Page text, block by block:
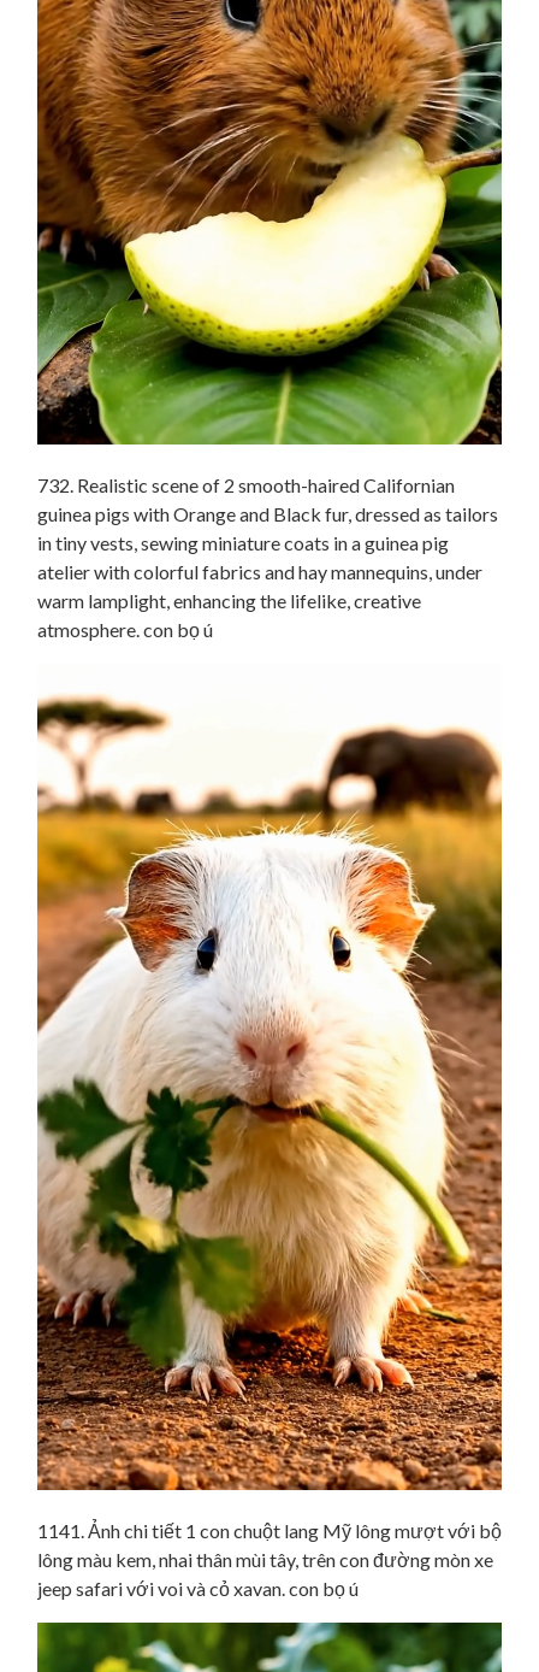
732. Realistic scene of 2 smooth-haired Californian
guinea pigs with Orange and Black fur, dressed as tailors
in tiny vests, sewing miniature coats in a guinea pig
atelier with colorful fabrics and hay mannequins, under
warm lamplight, enhancing the lifelike, creative
atmosphere. con bọ ú
1141. Ảnh chi tiết 1 con chuột lang Mỹ lông mượt với bộ
lông màu kem, nhai thân mùi tây, trên con đường mòn xe
jeep safari với voi và cỏ xavan. con bọ ú